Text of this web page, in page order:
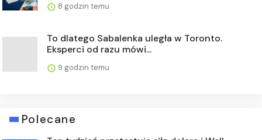
8 godzin temu
To dlatego Sabalenka uległa w Toronto.
Eksperci od razu mówi...
9 godzin temu
Polecane